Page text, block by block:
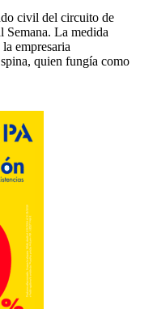
civil del circuito de
Semana. La medida
empresaria
quien fungía como